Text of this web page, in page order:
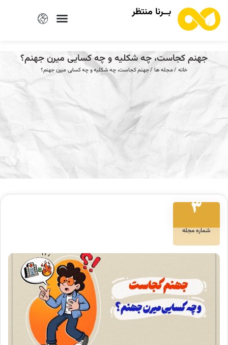
بــرنا منتظر
جهنم کجاست، چه شکلیه و چه کسایی میرن جهنم؟
/مجله ها/ جهنم کجاست، چه شکلیه و چه کسایی میرن جهنم؟
3
شماره مجله